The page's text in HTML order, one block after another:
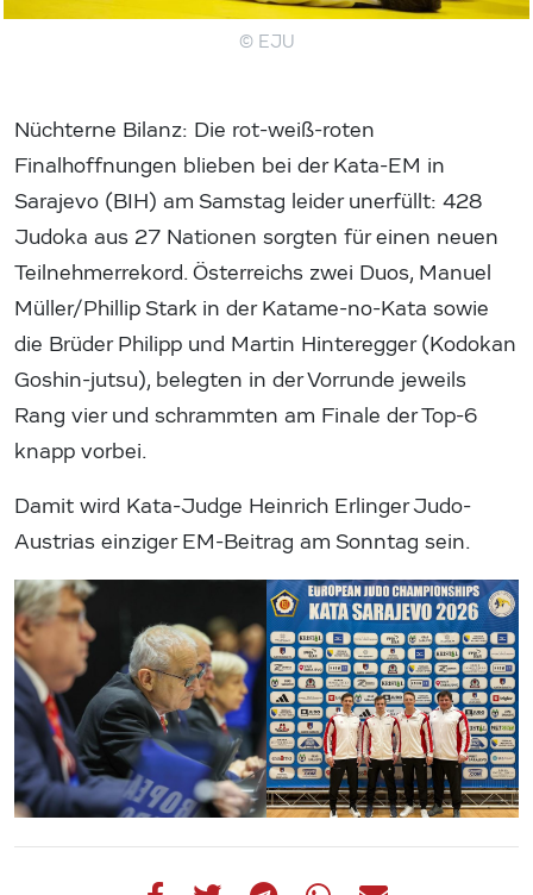
© EJU
Nüchterne Bilanz: Die rot-weiß-roten
Finalhoffnungen blieben bei der Kata-EM in
Sarajevo (BIH) am Samstag leider unerfüllt: 428
Judoka aus 27 Nationen sorgten für einen neuen
Teilnehmerrekord. Österreichs zwei Duos, Manuel
Müller/Phillip Stark in der Katame-no-Kata sowie
die Brüder Philipp und Martin Hinteregger (Kodokan
Goshin-jutsu), belegten in der Vorrunde jeweils
Rang vier und schrammten am Finale der Top-6
knapp vorbei.
Damit wird Kata-Judge Heinrich Erlinger Judo-
Austrias einziger EM-Beitrag am Sonntag sein.